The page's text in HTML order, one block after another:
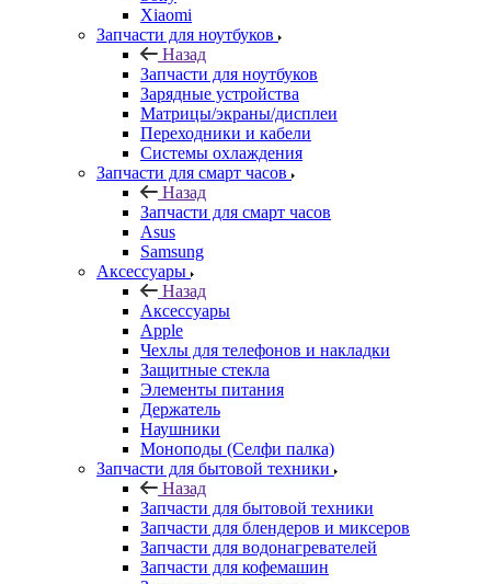
Зарядные устройства
Матрицы/экраны/дисплеи
Переходники и кабели
Системы охлаждения
Запчасти для смарт часов
Назад
Запчасти для смарт часов
Asus
Samsung
Аксессуары
Назад
Аксессуары
Apple
Чехлы для телефонов и накладки
Защитные стекла
Элементы питания
Держатель
Наушники
Моноподы (Селфи палка)
Запчасти для бытовой техники
Назад
Запчасти для бытовой техники
Запчасти для блендеров и миксеров
Запчасти для водонагревателей
Запчасти для кофемашин
Запчасти для кулеров
Запчасти для кухонных комбаинов
Запчасти для кухонных плит
Запчасти для масляных радиаторов